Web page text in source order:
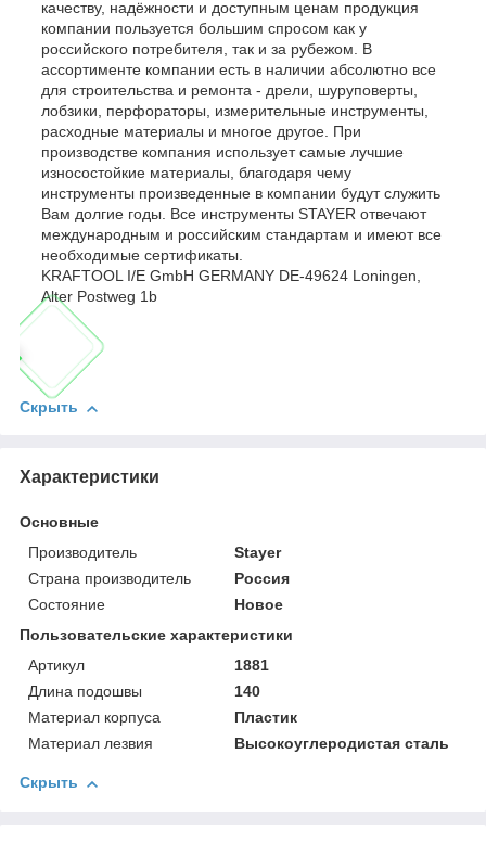
качеству, надёжности и доступным ценам продукция
компании пользуется большим спросом как у
российского потребителя, так и за рубежом. В
ассортименте компании есть в наличии абсолютно все
для строительства и ремонта - дрели, шуруповерты,
лобзики, перфораторы, измерительные инструменты,
расходные материалы и многое другое. При
производстве компания использует самые лучшие
износостойкие материалы, благодаря чему
инструменты произведенные в компании будут служить
Вам долгие годы. Все инструменты STAYER отвечают
международным и российским стандартам и имеют все
необходимые сертификаты.
KRAFTOOL I/E GmbH GERMANY DE-49624 Loningen,
Alter Postweg 1b
Скрыть
Характеристики
Основные
Производитель
Stayer
Страна производитель
Россия
Состояние
Новое
Пользовательские характеристики
Артикул
1881
Длина подошвы
140
Материал корпуса
Пластик
Материал лезвия
Высокоуглеродистая сталь
Скрыть